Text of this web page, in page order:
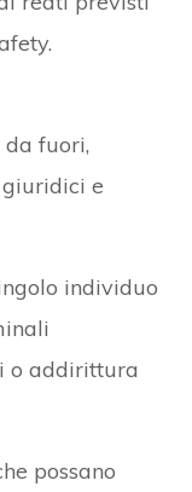
da fuori,
e
individuo
o addirittura
possano